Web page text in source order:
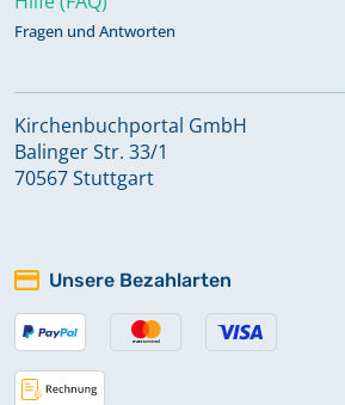
Fragen und Antworten
Kirchenbuchportal GmbH
Balinger Str. 33/1
70567 Stuttgart
Unsere Bezahlarten